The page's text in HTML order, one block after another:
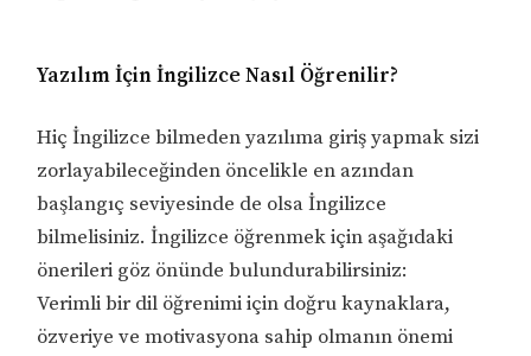
Yazılım İçin İngilizce Nasıl Öğrenilir?
Hiç İngilizce bilmeden yazılıma giriş yapmak sizi
zorlayabileceğinden öncelikle en azından
başlangıç seviyesinde de olsa İngilizce
bilmelisiniz. İngilizce öğrenmek için aşağıdaki
önerileri göz önünde bulundurabilirsiniz:
Verimli bir dil öğrenimi için doğru kaynaklara,
özveriye ve motivasyona sahip olmanın önemi